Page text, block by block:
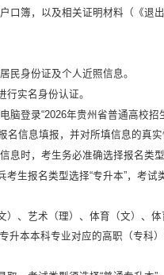
口簿，以及相关证明材料（《退
民身份证及个人近照信息。
行实名身份认证。
脑登录“2026年贵州省普通高校
名信息填报，并对所填信息的真实
息时，考生务必准确选择报名类
生报名类型选择“专升本”，考试
）、艺术（理）、体育（文）、
升本本科专业对应的高职（专科